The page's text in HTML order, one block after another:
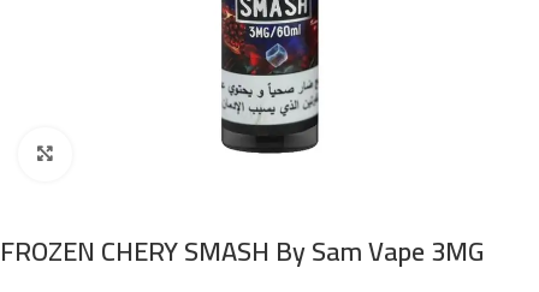
FROZEN CHERY SMASH By Sam Vape 3MG